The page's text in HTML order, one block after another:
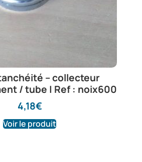
– collecteur
/ tube | Ref : noix600
4,18€
Voir le produit